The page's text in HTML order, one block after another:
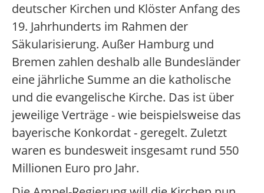
deutscher Kirchen und Klöster Anfang des
19. Jahrhunderts im Rahmen der
Säkularisierung. Außer Hamburg und
Bremen zahlen deshalb alle Bundesländer
eine jährliche Summe an die katholische
und die evangelische Kirche. Das ist über
jeweilige Verträge - wie beispielsweise das
bayerische Konkordat - geregelt. Zuletzt
waren es bundesweit insgesamt rund 550
Millionen Euro pro Jahr.